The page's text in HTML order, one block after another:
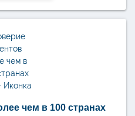
чем в 100 странах